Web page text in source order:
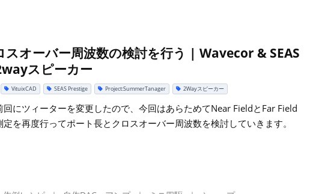
オーバー周波数の検討を行う | Wavecor & SEAS
スピーカー
VituixCAD SEAS Prestige Project:SummerTanager 2Wayスピーカー
回にツィーターを変更したので、今回はあらためてNear FieldとFar Field
定を再度行ってポート長とクロスオーバー周波数を検討していきます。